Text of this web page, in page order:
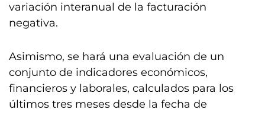
variación interanual de la facturación
negativa.
Asimismo, se hará una evaluación de un
conjunto de indicadores económicos,
financieros y laborales, calculados para los
últimos tres meses desde la fecha de